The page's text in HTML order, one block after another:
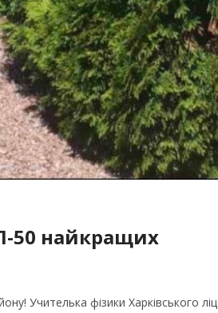
50 найкращих
Учителька фізики Харківського